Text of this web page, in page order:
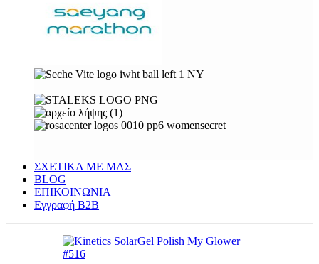
ΣΧΕΤΙΚΑ ΜΕ ΜΑΣ
BLOG
ΕΠΙΚΟΙΝΩΝΙΑ
Εγγραφή Β2Β